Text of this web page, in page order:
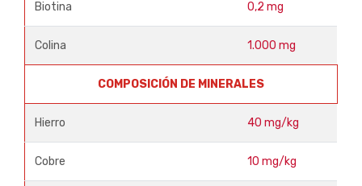
Biotina 0,2 mg
Colina 1.000 mg
COMPOSICIÓN DE MINERALES
Hierro 40 mg/kg
Cobre 10 mg/kg